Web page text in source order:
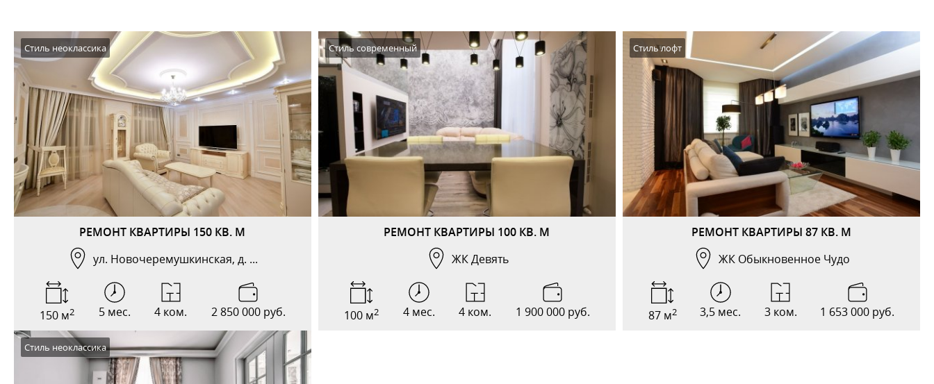
РЕМОНТ КВАРТИРЫ 150 КВ. М
ул. Новочеремушкинская, д. ...
Стиль неоклассика
150 м2 5 мес. 4 ком. 2 850 000 руб.
РЕМОНТ КВАРТИРЫ 100 КВ. М
ЖК Девять
Стиль современный
100 м2 4 мес. 4 ком. 1 900 000 руб.
РЕМОНТ КВАРТИРЫ 87 КВ. М
ЖК Обыкновенное Чудо
Стиль лофт
87 м2 3,5 мес. 3 ком. 1 653 000 руб.
Стиль неоклассика